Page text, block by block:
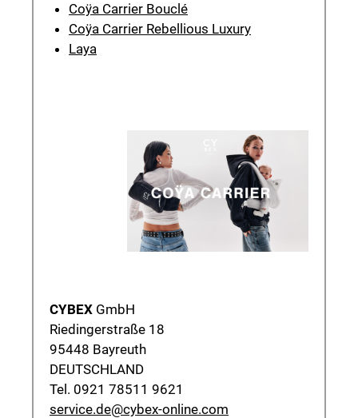
Coÿa Carrier Bouclé
Coÿa Carrier Rebellious Luxury
Laya
CYBEX GmbH
Riedingerstraße 18
95448 Bayreuth
DEUTSCHLAND
Tel. 0921 78511 9621
service.de@cybex-online.com